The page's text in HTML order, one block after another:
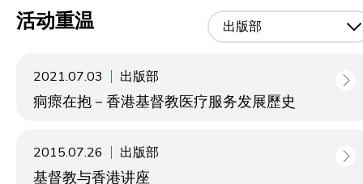
活动重温 出版部
2021.07.03 出版部
痌瘝在抱－香港基督教医疗服务发展歷史
2015.07.26 出版部
基督教与香港讲座